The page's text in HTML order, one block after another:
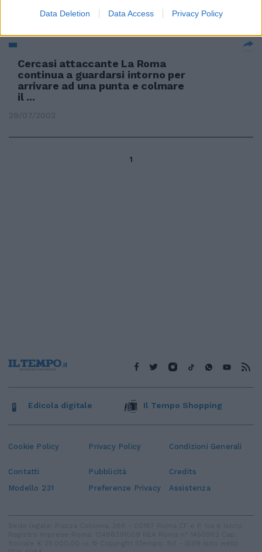
Data Deletion Data Access Privacy Policy
19/09/2003
Cercasi attaccante La Roma
continua a guardarsi intorno per
arrivare ad una punta e colmare
il ...
29/07/2003
1
Cookie Policy Privacy Policy Condizioni Generali
Contatti Pubblicità
Credits
Modello 231
Preferenze Privacy Assistenza
Edicola digitale Il Tempo Shopping